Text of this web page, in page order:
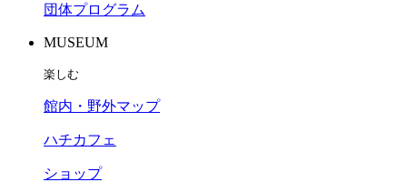
団体プログラム
MUSEUM
楽しむ
館内・野外マップ
ハチカフェ
ショップ